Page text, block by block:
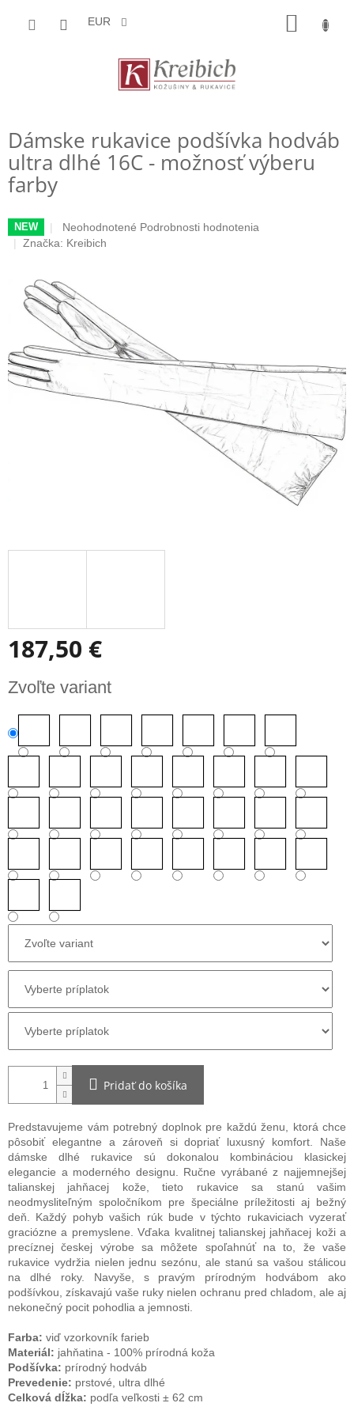
EUR
Dámske rukavice podšívka hodváb
ultra dlhé 16C - možnosť výberu
farby
NEW
Priemerné
hodnotenie
0,0
z
5
hviezdičiek.
Neohodnotené Podrobnosti hodnotenia
Značka: Kreibich
187,50 €
cena:
Zvoľte variant
Pridať do košíka
Predstavujeme vám potrebný doplnok pre každú ženu, ktorá chce
pôsobiť elegantne a zároveň si dopriať luxusný komfort. Naše
dámske dlhé rukavice sú dokonalou kombináciou klasickej
elegancie a moderného designu. Ručne vyrábané z najjemnejšej
talianskej jahňacej kože, tieto rukavice sa stanú vašim
neodmysliteľným spoločníkom pre špeciálne príležitosti aj bežný
deň. Každý pohyb vašich rúk bude v týchto rukaviciach vyzerať
graciózne a premyslene. Vďaka kvalitnej talianskej jahňacej koži a
precíznej českej výrobe sa môžete spoľahnúť na to, že vaše
rukavice vydržia nielen jednu sezónu, ale stanú sa vašou stálicou
na dlhé roky. Navyše, s pravým prírodným hodvábom ako
podšívkou, získavajú vaše ruky nielen ochranu pred chladom, ale aj
nekonečný pocit pohodlia a jemnosti.
Farba: viď vzorkovník farieb
Materiál: jahňatina - 100% prírodná koža
Podšívka: prírodný hodváb
Prevedenie: prstové, ultra dlhé
Celková dĺžka: podľa veľkosti ± 62 cm